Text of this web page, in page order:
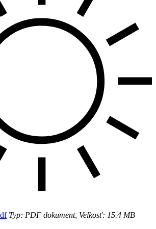
Typ: PDF dokument, Velkosť: 15.4 MB